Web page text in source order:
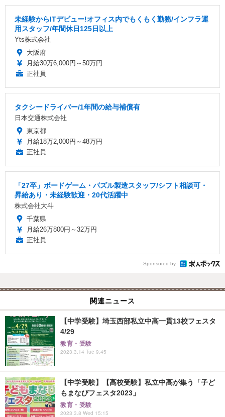
未経験からITデビュー!オフィス内でもくもく勤務/インフラ運
用スタッフ/年間休日125日以上
Yts株式会社
大阪府
月給30万6,000円～50万円
正社員
タクシードライバー/1年間の給与補償有
日本交通株式会社
東京都
月給18万2,000円～48万円
正社員
「27卒」ボードゲーム・パズル製造スタッフ/シフト相談可・
昇給あり・未経験歓迎・20代活躍中
株式会社大斗
千葉県
月給26万800円～32万円
正社員
Sponsored by
関連ニュース
【中学受験】埼玉西部私立中高一貫13校フェスタ
4/29
教育・受験
2023.3.14 Tue 9:45
【中学受験】【高校受験】私立中高が集う「子ど
もまなびフェスタ2023」
教育・受験
2023.3.8 Wed 15:15